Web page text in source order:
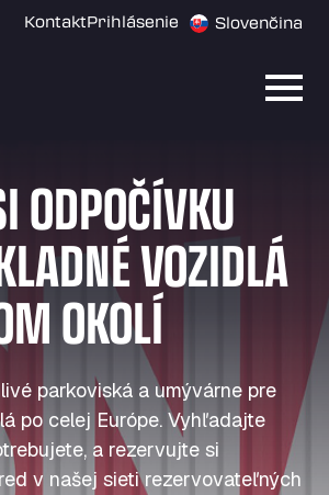
KontaktPrihlásenie Slovenčina
ODPOČÍVKU
VOZIDLÁ
OKOLÍ
parkoviská a umývárne pre
po celej Európe. Vyhľadajte
a rezervujte si
v našej sieti rezervovateľných